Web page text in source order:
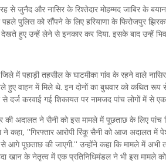
से जुनैद और नासिर के रिश्तेदार मोहम्मद जाबिर के
पहले पुलिस को सौंपने के लिए हरियाणा के फिरोजपुर
हुए उन्हें लेने से इनकार कर दिया. इसके बाद उन्हें
में पहाड़ी तहसील के घाटमीका गांव के रहने वाले
हुए वाहन में मिले थे. इन दोनों का बुधवार को कथित
दर्ज करवाई गई शिकायत पर नामजद पांच लोगों में से एक
अदालत ने सैनी को इस मामले में पूछताछ के लिए पांच
ने कहा, ''गिरफ्तार आरोपी रिंकू सैनी को आज अदालत
से आगे पूछताछ की जाएगी.'' उन्होंने कहा कि मामले में अभी
खान के नेतृत्व में एक प्रतिनिधिमंडल ने भी इस